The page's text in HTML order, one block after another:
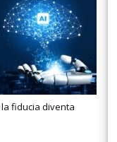
fiducia diventa